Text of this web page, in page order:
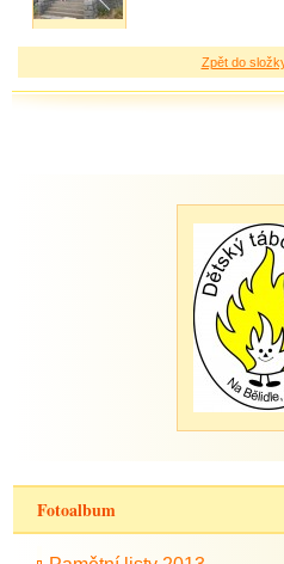
Zpět do
Fotoalbum